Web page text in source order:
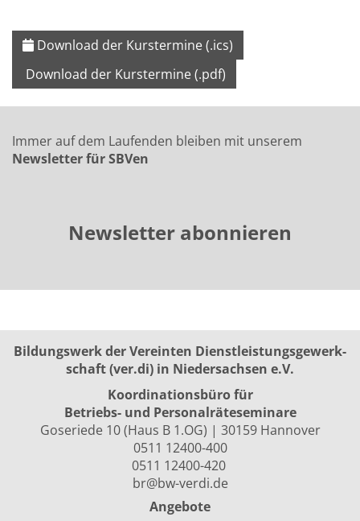
Download der Kurstermine (.ics)
Download der Kurstermine (.pdf)
Immer auf dem Laufenden bleiben mit unserem
Newsletter für SBVen
Newsletter abonnieren
Bildungswerk der Vereinten Dienst­leis­tungs­ge­werk­
schaft (ver.di) in Niedersachsen e.V.
Koordinationsbüro für
Betriebs- und Personalräte­seminare
Goseriede 10 (Haus B 1.OG) | 30159 Hannover
0511 12400-400
0511 12400-420
br@bw-verdi.de
Angebote